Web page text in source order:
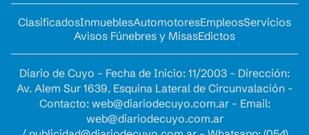
ClasificadosInmueblesAutomotoresEmpleosServicios
Avisos Fúnebres y MisasEdictos
Diario de Cuyo - Fecha de Inicio: 11/2003 - Dirección:
Av. Alem Sur 1639. Esquina Lateral de Circunvalación -
Contacto: web@diariodecuyo.com.ar- Email:
web@diariodecuyo.com.ar